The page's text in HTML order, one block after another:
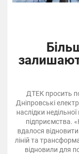
ДТЕК просить
Дніпровські
наслідки
підприємства.
вдалося
ліній та
відновили для